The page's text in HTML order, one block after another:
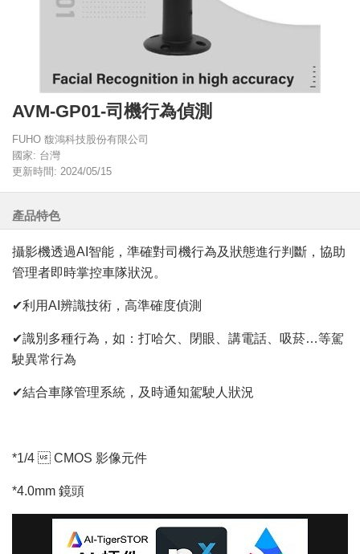
AVM-GP01-司機行為偵測
FUHO 馥鴻科技股份有限公司
國家: 台灣
更新時間: 2024/05/15
產品特色
攝影機透過AI智能，準確對司機行為及狀態進行判斷，協助
管理者即時掌控車隊狀況。
✔利用AI辨識技術，高準確度偵測
✔識別多種行為，如：打哈欠、閉眼、講電話、吸菸…等駕
駛異常行為
✔結合車隊管理系統，及時通知駕駛人狀況
*1/4  CMOS 影像元件
*4.0mm 鏡頭